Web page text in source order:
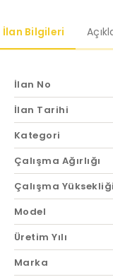
İlan Bilgileri
İlan No
İlan Tarihi
Kategori
Çalışma Ağırlığı
Çalışma Yüksekliği
Model
Üretim Yılı
Marka